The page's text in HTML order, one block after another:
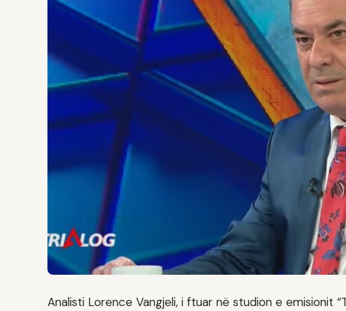
Analisti Lorence Vangjeli, i ftuar në studion e emisionit